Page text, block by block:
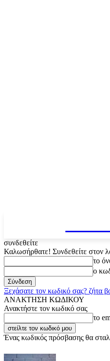
συνδεθείτε
Καλωσήρθατε! Συνδεθείτε στον
το
ο
Ξεχάσατε τον κωδικό σας? ζήτα
ΑΝΑΚΤΗΣΗ ΚΩΔΙΚΟΥ
Ανακτήστε τον κωδικό σας
το
Ένας κωδικός πρόσβασης θα